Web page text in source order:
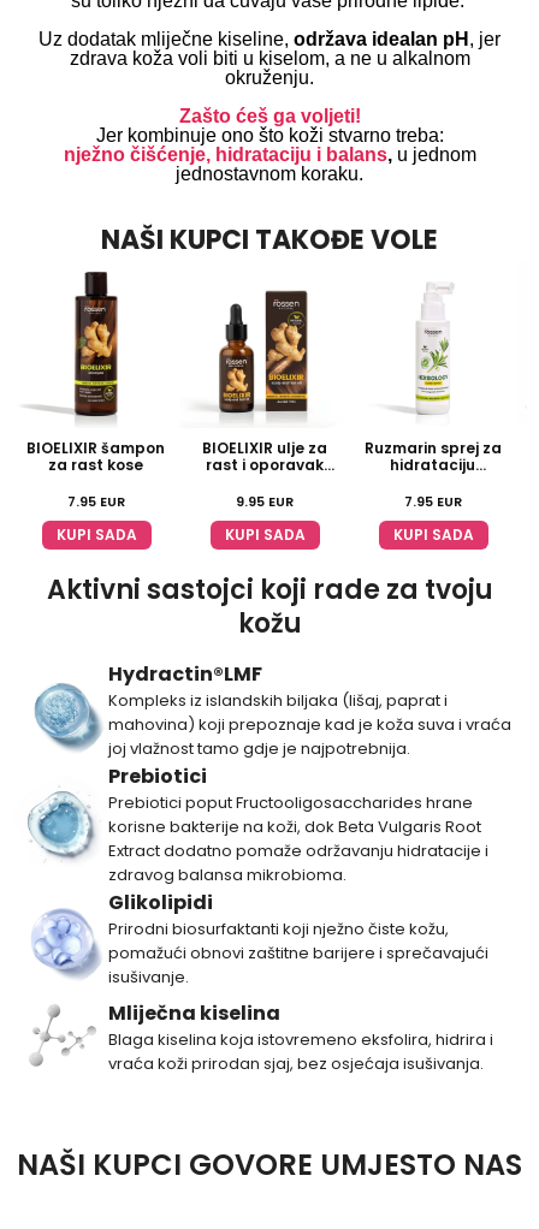
Uz dodatak mliječne kiseline, održava idealan pH , jer
zdrava koža voli biti u kiselom, a ne u alkalnom
okruženju.
Zašto ćeš ga voljeti!
Jer kombinuje ono što koži stvarno treba:
nježno čišćenje, hidrataciju i balans, u jednom
jednostavnom koraku.
NAŠI KUPCI TAKOĐE VOLE
BIOELIXIR šampon
za rast kose
7.95 EUR
KUPI SADA
BIOELIXIR ulje za
rast i oporavak
9.95 EUR
KUPI SADA
Ruzmarin sprej za
hidrataciju
7.95 EUR
KUPI SADA
Aktivni sastojci koji rade za tvoju
kožu
Hydractin®LMF
Kompleks iz islandskih biljaka (lišaj, paprat i
mahovina) koji prepoznaje kad je koža suva i vraća
joj vlažnost tamo gdje je najpotrebnija.
Prebiotici
Prebiotici poput Fructooligosaccharides hrane
korisne bakterije na koži, dok Beta Vulgaris Root
Extract dodatno pomaže održavanju hidratacije i
zdravog balansa mikrobioma.
Glikolipidi
Prirodni biosurfaktanti koji nježno čiste kožu,
pomažući obnovi zaštitne barijere i sprečavajući
isušivanje.
Mliječna kiselina
Blaga kiselina koja istovremeno eksfolira, hidrira i
vraća koži prirodan sjaj, bez osjećaja isušivanja.
NAŠI KUPCI GOVORE UMJESTO NAS